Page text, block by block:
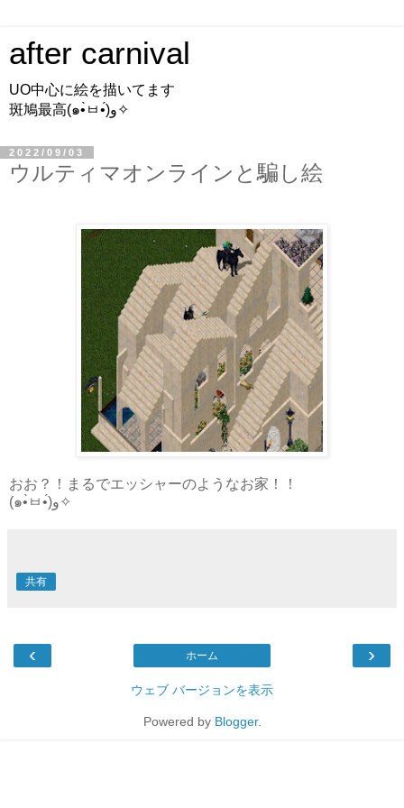
after carnival
UO中心に絵を描いてます
斑鳩最高(๑•̀ㅂ•́)و✧
2022/09/03
ウルティマオンラインと騙し絵
おお？！まるでエッシャーのようなお家！！
(๑•̀ㅂ•́)و✧
共有
‹ ›
ホーム
ウェブ バージョンを表示
Powered by Blogger.